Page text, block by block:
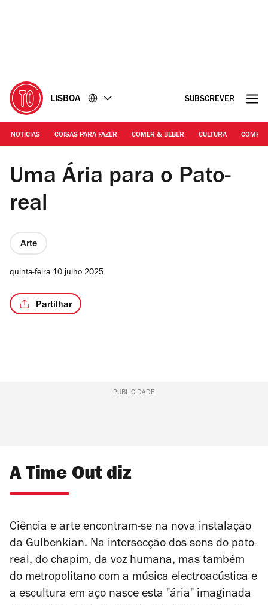
LISBOA SUBSCREVER
NOTÍCIAS COISAS PARA FAZER COMER & BEBER CULTURA
DR
Uma Ária para o Pato-
real
Arte
quinta-feira 10 julho 2025
Partilhar
PUBLICIDADE
A Time Out diz
Ciência e arte encontram-se na nova instalação
da Gulbenkian. Na intersecção dos sons do pato-
real, do chapim, da voz humana, mas também
do metropolitano com a música electroacústica e
a escultura em aço nasce esta "ária" imaginada